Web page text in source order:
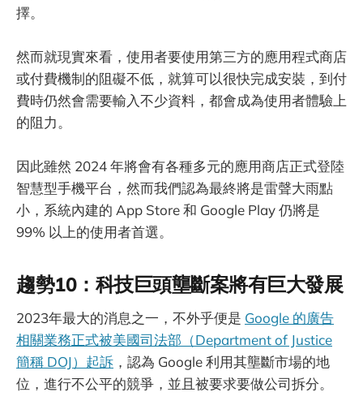
擇。
然而就現實來看，使用者要使用第三方的應用程式商店
或付費機制的阻礙不低，就算可以很快完成安裝，到付
費時仍然會需要輸入不少資料，都會成為使用者體驗上
的阻力。
因此雖然 2024 年將會有各種多元的應用商店正式登陸
智慧型手機平台，然而我們認為最終將是雷聲大雨點
小，系統內建的 App Store 和 Google Play 仍將是
99% 以上的使用者首選。
趨勢10：科技巨頭壟斷案將有巨大發展
2023年最大的消息之一，不外乎便是 Google 的廣告
相關業務正式被美國司法部（Department of Justice
簡稱 DOJ）起訴 ，認為 Google 利用其壟斷市場的地
位，進行不公平的競爭，並且被要求要做公司拆分。